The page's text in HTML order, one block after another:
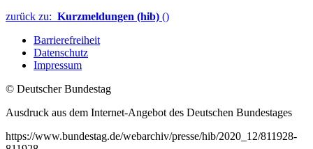
zurück zu: Kurzmeldungen (hib) ()
Barrierefreiheit
Datenschutz
Impressum
© Deutscher Bundestag
Ausdruck aus dem Internet-Angebot des Deutschen Bundestages
https://www.bundestag.de/webarchiv/presse/hib/2020_12/811928-